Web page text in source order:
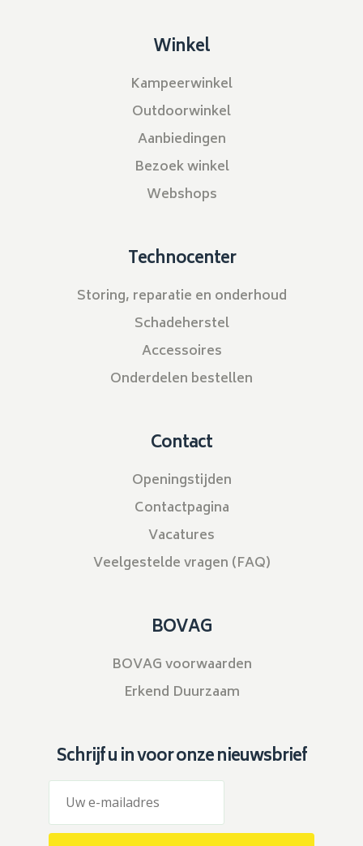
Winkel
Kampeerwinkel
Outdoorwinkel
Aanbiedingen
Bezoek winkel
Webshops
Technocenter
Storing, reparatie en onderhoud
Schadeherstel
Accessoires
Onderdelen bestellen
Contact
Openingstijden
Contactpagina
Vacatures
Veelgestelde vragen (FAQ)
BOVAG
BOVAG voorwaarden
Erkend Duurzaam
Schrijf u in voor onze nieuwsbrief